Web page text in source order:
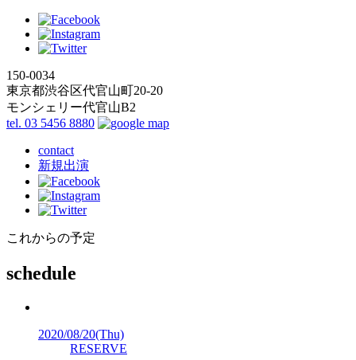
150-0034
東京都渋谷区代官山町20-20
モンシェリー代官山B2
tel. 03 5456 8880
contact
新規出演
これからの予定
schedule
2020/08/20(Thu)
RESERVE